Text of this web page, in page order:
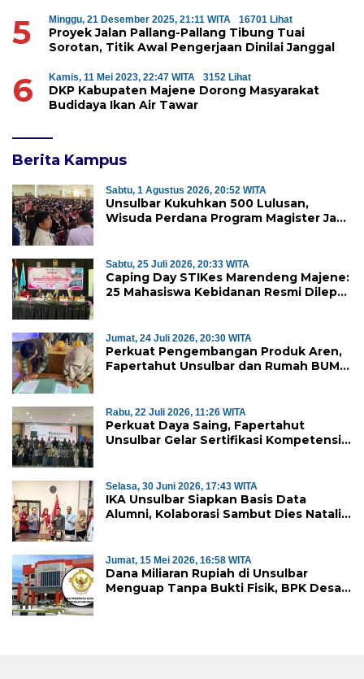
5 Minggu, 21 Desember 2025, 21:11 WITA 16701 Lihat
Proyek Jalan Pallang-Pallang Tibung Tuai
Sorotan, Titik Awal Pengerjaan Dinilai Janggal
6 Kamis, 11 Mei 2023, 22:47 WITA 3152 Lihat
DKP Kabupaten Majene Dorong Masyarakat
Budidaya Ikan Air Tawar
Berita Kampus
Sabtu, 1 Agustus 2026, 20:52 WITA
Unsulbar Kukuhkan 500 Lulusan,
Wisuda Perdana Program Magister Jadi
Sabtu, 25 Juli 2026, 20:33 WITA
Caping Day STIKes Marendeng Majene:
25 Mahasiswa Kebidanan Resmi Dilepas
Jumat, 24 Juli 2026, 20:30 WITA
Perkuat Pengembangan Produk Aren,
Fapertahut Unsulbar dan Rumah BUMN
Rabu, 22 Juli 2026, 11:26 WITA
Perkuat Daya Saing, Fapertahut
Unsulbar Gelar Sertifikasi Kompetensi
Selasa, 30 Juni 2026, 17:43 WITA
IKA Unsulbar Siapkan Basis Data
Alumni, Kolaborasi Sambut Dies Natalis
Jumat, 15 Mei 2026, 16:58 WITA
Dana Miliaran Rupiah di Unsulbar
Menguap Tanpa Bukti Fisik, BPK Desak